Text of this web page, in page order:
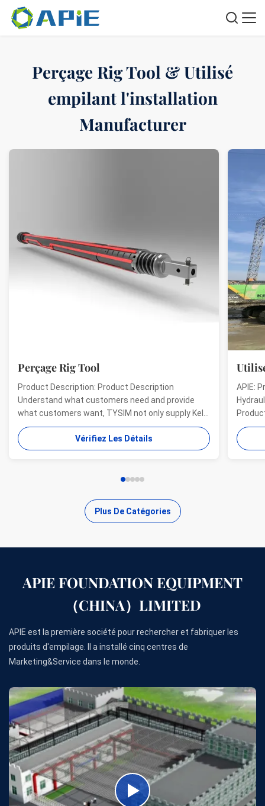
Perçage Rig Tool & Utilisé
empilant l'installation
Manufacturer
Perçage Rig Tool
Product Description: Product Description
Understand what customers need and provide
what customers want, TYSIM not only supply Kelly
bars for drill rigs of world’s top brands, but also
provide one-stop solution for the world foundation
construction users. While providing customized
Vérifiez Les Détails
APIE:
offer a
needs
Plus De Catégories
APIE FOUNDATION EQUIPMENT
（CHINA）LIMITED
APIE est la première société pour rechercher et fabriquer les
produits d'empilage. Il a installé cinq centres de
Marketing&Service dans le monde.